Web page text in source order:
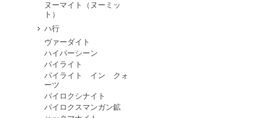
ヌーマイト（ヌーミッ
ト）
ハ行
ヴァーダイト
ハイパーシーン
パイライト
パイライト イン クォ
ーツ
パイロクシナイト
パイロクスマンガン鉱